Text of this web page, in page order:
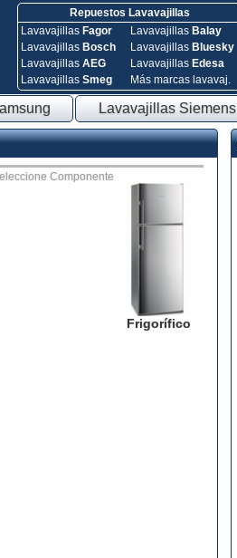
Repuestos Lavavajillas
Lavavajillas Fagor
Lavavajillas Bosch
Lavavajillas AEG
Lavavajillas Smeg
Lavavajillas Balay
Lavavajillas Bluesky
Lavavajillas Edesa
Más marcas lavavaj.
Lavavajillas Siemens
Componente
Frigorífico